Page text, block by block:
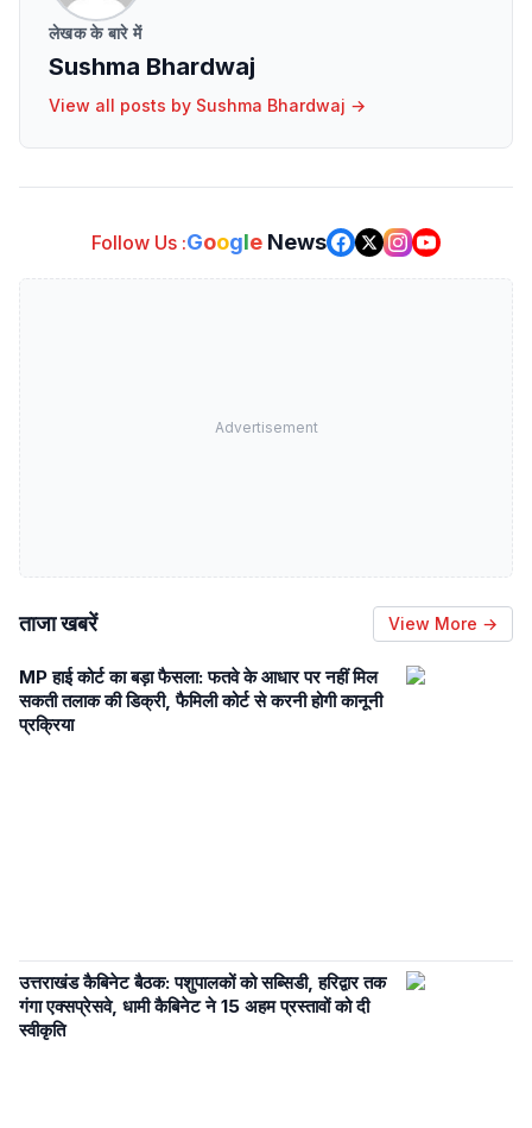
लेखक के बारे में
Sushma Bhardwaj
View all posts by Sushma Bhardwaj →
Follow Us :Google News
Advertisement
ताजा खबरें View More →
MP हाई कोर्ट का बड़ा फैसला: फतवे के आधार पर नहीं मिल
सकती तलाक की डिक्री, फैमिली कोर्ट से करनी होगी कानूनी
प्रक्रिया
उत्तराखंड कैबिनेट बैठक: पशुपालकों को सब्सिडी, हरिद्वार तक
गंगा एक्सप्रेसवे, धामी कैबिनेट ने 15 अहम प्रस्तावों को दी
स्वीकृति